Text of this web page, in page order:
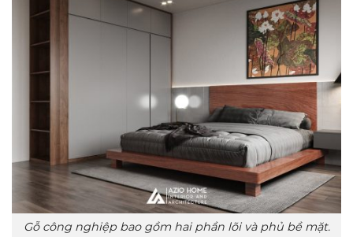
Gỗ công nghiệp bao gồm hai phần lõi và phủ bề mặt.